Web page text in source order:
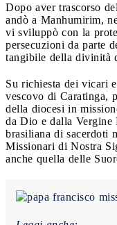
Dopo aver trascorso
andò a Manhumirim,
vi sviluppò con la
persecuzioni da parte
tangibile della divinità
Su richiesta dei vicari
vescovo di Caratinga,
della diocesi in
da Dio e dalla Vergine
brasiliana di sacerdoti
Missionari di Nostra
anche quella delle